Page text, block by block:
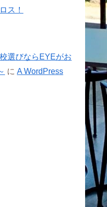
ス！
選びならEYEがお
に A WordPress